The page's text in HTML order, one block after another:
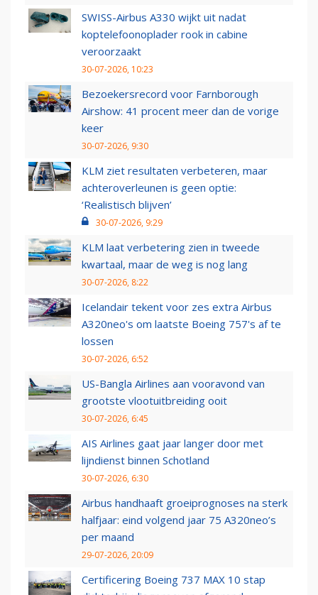
SWISS-Airbus A330 wijkt uit nadat
koptelefoonoplader rook in cabine
veroorzaakt
30-07-2026, 10:23
Bezoekersrecord voor Farnborough
Airshow: 41 procent meer dan de vorige
keer
30-07-2026, 9:30
KLM ziet resultaten verbeteren, maar
achteroverleunen is geen optie:
‘Realistisch blijven’
30-07-2026, 9:29
KLM laat verbetering zien in tweede
kwartaal, maar de weg is nog lang
30-07-2026, 8:22
Icelandair tekent voor zes extra Airbus
A320neo's om laatste Boeing 757's af te
lossen
30-07-2026, 6:52
US-Bangla Airlines aan vooravond van
grootste vlootuitbreiding ooit
30-07-2026, 6:45
AIS Airlines gaat jaar langer door met
lijndienst binnen Schotland
30-07-2026, 6:30
Airbus handhaaft groeiprognoses na sterk
halfjaar: eind volgend jaar 75 A320neo’s
per maand
29-07-2026, 20:09
Certificering Boeing 737 MAX 10 stap